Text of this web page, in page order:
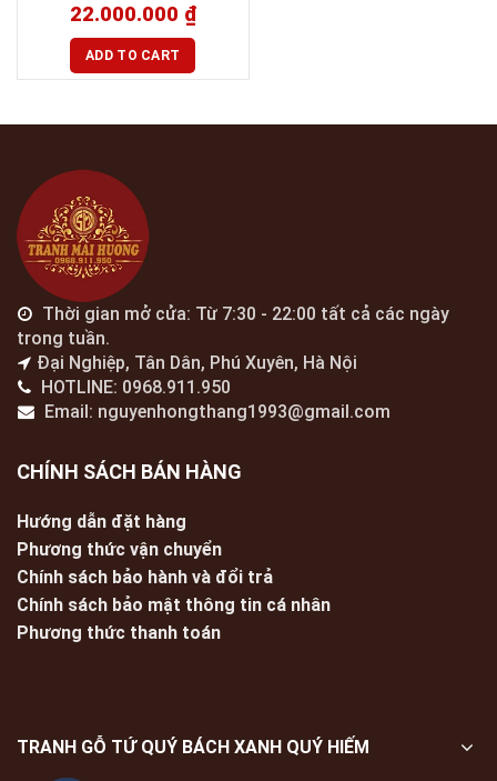
22.000.000 ₫
ADD TO CART
Thời gian mở cửa: Từ 7:30 - 22:00 tất cả các ngày
trong tuần.
Đại Nghiệp, Tân Dân, Phú Xuyên, Hà Nội
HOTLINE: 0968.911.950
Email: nguyenhongthang1993@gmail.com
CHÍNH SÁCH BÁN HÀNG
Hướng dẫn đặt hàng
Phương thức vận chuyển
Chính sách bảo hành và đổi trả
Chính sách bảo mật thông tin cá nhân
Phương thức thanh toán
TRANH GỖ TỨ QUÝ BÁCH XANH QUÝ HIẾM